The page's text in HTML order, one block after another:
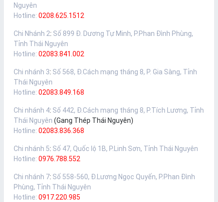
Nguyên
Hotline: 0208.625.1512
Chi Nhánh 2: Số 899 Đ. Dương Tự Minh, P.Phan Đình Phùng,
Tỉnh Thái Nguyên
Hotline: 02083.841.002
Chi nhánh 3: Số 568, Đ.Cách mạng tháng 8, P. Gia Sàng, Tỉnh
Thái Nguyên
Hotline: 02083.849.168
Chi nhánh 4: Số 442, Đ.Cách mạng tháng 8, P.Tích Lương, Tỉnh
Thái Nguyên (Gang Thép Thái Nguyên)
Hotline: 02083.836.368
Chi nhánh 5: Số 47, Quốc lộ 1B, P.Linh Sơn, Tỉnh Thái Nguyên
Hotline: 0976.788.552
Chi nhánh 7: Số 558-560, Đ.Lương Ngọc Quyến, P.Phan Đình
Phùng, Tỉnh Thái Nguyên
Hotline: 0917.220.985